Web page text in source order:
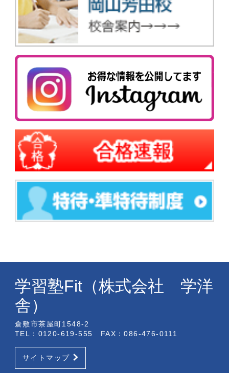
学習塾Fit（株式会社 学洋
舎）
倉敷市茶屋町1548-2
TEL：0120-619-555 FAX：086-476-0111
サイトマップ